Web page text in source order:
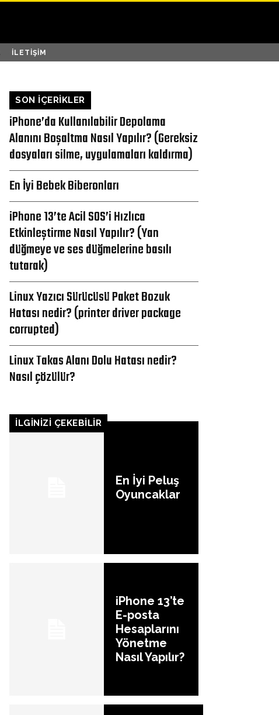
İLETIŞIM
SON İÇERİKLER
iPhone’da Kullanılabilir Depolama
Alanını Boşaltma Nasıl Yapılır? (Gereksiz
dosyaları silme, uygulamaları kaldırma)
En İyi Bebek Biberonları
iPhone 13’te Acil SOS’i Hızlıca
Etkinleştirme Nasıl Yapılır? (Yan
düğmeye ve ses düğmelerine basılı
tutarak)
Linux Yazıcı Sürücüsü Paket Bozuk
Hatası nedir? (printer driver package
corrupted)
Linux Takas Alanı Dolu Hatası nedir?
Nasıl çözülür?
İLGİNİZİ ÇEKEBİLİR
En İyi Peluş
Oyuncaklar
iPhone 13’te
E-posta
Hesaplarını
Yönetme
Nasıl Yapılır?